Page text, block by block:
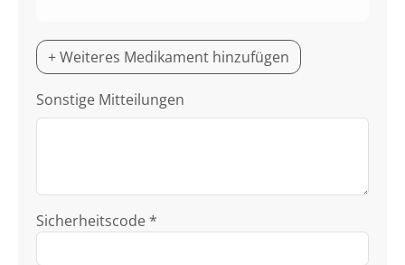
+ Weiteres Medikament hinzufügen
Sonstige Mitteilungen
Sicherheitscode *